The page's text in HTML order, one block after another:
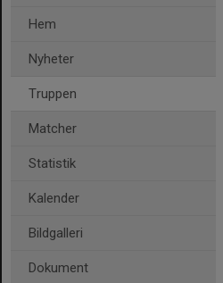
Hem
Nyheter
Truppen
Matcher
Statistik
Kalender
Bildgalleri
Dokument